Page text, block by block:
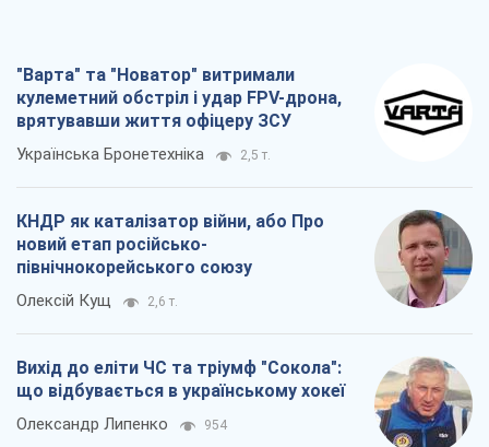
"Варта" та "Новатор" витримали
кулеметний обстріл і удар FPV-дрона,
врятувавши життя офіцеру ЗСУ
Українська Бронетехніка 2,5 т.
КНДР як каталізатор війни, або Про
новий етап російсько-
північнокорейського союзу
Олексій Кущ 2,6 т.
Вихід до еліти ЧС та тріумф "Сокола":
що відбувається в українському хокеї
Олександр Липенко 954